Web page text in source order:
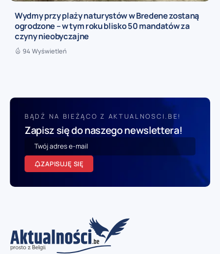
Wydmy przy plaży naturystów w Bredene zostaną
ogrodzone – w tym roku blisko 50 mandatów za
czyny nieobyczajne
94 Wyświetleń
BĄDŹ NA BIEŻĄCO Z AKTUALNOSCI.BE!
Zapisz się do naszego newslettera!
ZAPISUJĘ SIĘ